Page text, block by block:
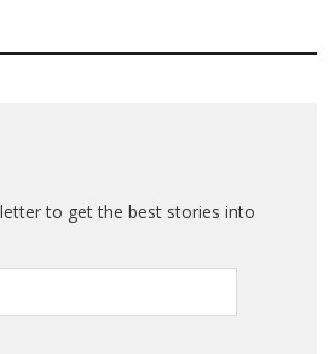
to get the best stories into